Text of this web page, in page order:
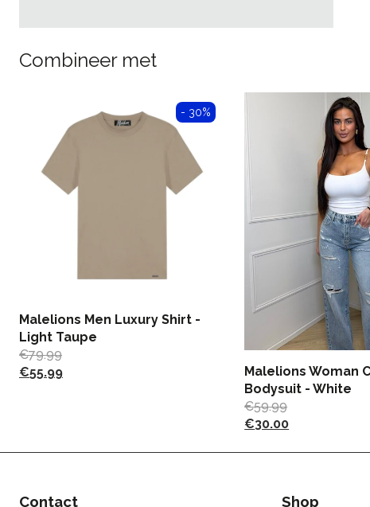
Combineer met
- 30%
Malelions Men Luxury Shirt -
Light Taupe
€79.99
€55.99
Malelions Woman
Bodysuit - White
€59.99
€30.00
Contact Shop